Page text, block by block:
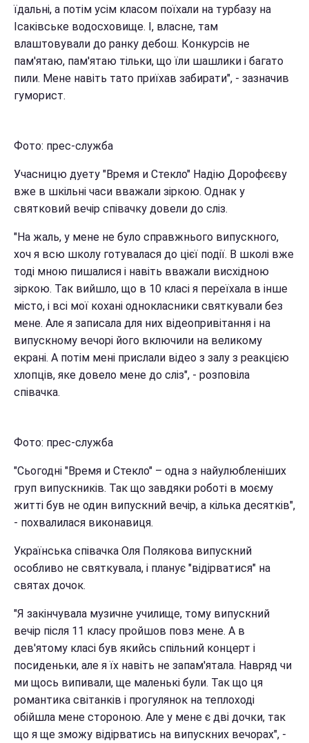
їдальні, а потім усім класом поїхали на турбазу на
Ісаківське водосховище. І, власне, там
влаштовували до ранку дебош. Конкурсів не
пам'ятаю, пам'ятаю тільки, що їли шашлики і багато
пили. Мене навіть тато приїхав забирати", - зазначив
гуморист.
Фото: прес-служба
Учасницю дуету "Время и Стекло" Надію Дорофєєву
вже в шкільні часи вважали зіркою. Однак у
святковий вечір співачку довели до сліз.
"На жаль, у мене не було справжнього випускного,
хоч я всю школу готувалася до цієї події. В школі вже
тоді мною пишалися і навіть вважали висхідною
зіркою. Так вийшло, що в 10 класі я переїхала в інше
місто, і всі мої кохані однокласники святкували без
мене. Але я записала для них відеопривітання і на
випускному вечорі його включили на великому
екрані. А потім мені прислали відео з залу з реакцією
хлопців, яке довело мене до сліз", - розповіла
співачка.
Фото: прес-служба
"Сьогодні "Время и Стекло" – одна з найулюбленіших
груп випускників. Так що завдяки роботі в моєму
житті був не один випускний вечір, а кілька десятків",
- похвалилася виконавиця.
Українська співачка Оля Полякова випускний
особливо не святкувала, і планує "відірватися" на
святах дочок.
"Я закінчувала музичне училище, тому випускний
вечір після 11 класу пройшов повз мене. А в
дев'ятому класі був якийсь спільний концерт і
посиденьки, але я їх навіть не запам'ятала. Навряд чи
ми щось випивали, ще маленькі були. Так що ця
романтика світанків і прогулянок на теплоході
обійшла мене стороною. Але у мене є дві дочки, так
що я ще зможу відірватись на випускних вечорах", -